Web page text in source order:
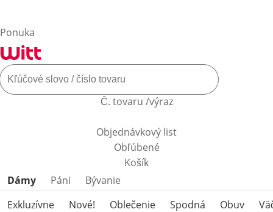
Ponuka
Č. tovaru /výraz
Objednávkový list
Obľúbené
Košík
Preskočiť kategórie produktov
Dámy Páni
Bývanie
Exkluzívne
Nové! Oblečenie
Spodná
Obuv